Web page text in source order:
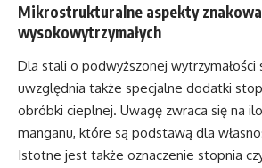
Mikrostrukturalne aspekty
wysokowytrzymałych
Dla stali o podwyższonej wytrzymałości
uwzględnia także specjalne dodatki
obróbki cieplnej. Uwagę zwraca się na
manganu, które są podstawą dla
Istotne jest także oznaczenie stopnia